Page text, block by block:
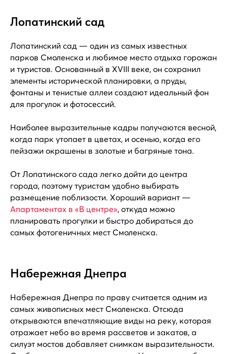
Лопатинский сад
Лопатинский сад — один из самых известных
парков Смоленска и любимое место отдыха горожан
и туристов. Основанный в XVIII веке, он сохранил
элементы исторической планировки, а пруды,
фонтаны и тенистые аллеи создают идеальный фон
для прогулок и фотосессий.
Наиболее выразительные кадры получаются весной,
когда парк утопает в цветах, и осенью, когда его
пейзажи окрашены в золотые и багряные тона.
От Лопатинского сада легко дойти до центра
города, поэтому туристам удобно выбирать
размещение поблизости. Хороший вариант —
Апартаментах в «В центре», откуда можно
планировать прогулки и быстро добираться до
самых фотогеничных мест Смоленска.
Набережная Днепра
Набережная Днепра по праву считается одним из
самых живописных мест Смоленска. Отсюда
открываются впечатляющие виды на реку, которая
отражает небо во время рассветов и закатов, а
силуэт мостов добавляет снимкам выразительности.